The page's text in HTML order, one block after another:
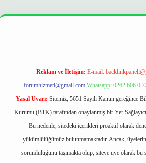
https://betexpergir.net/
Reklam ve İletişim: E-mail:
forumhizmeti@gmail.com Whatsapp: 0262 606 0
Yasal Uyarı: Sitemiz, 5651 Sayılı Kanun gereğince
Kurumu (BTK) tarafından onaylanmış bir Yer
Bu nedenle, sitedeki içerikleri proaktif olarak
yükümlülüğümüz bulunmamaktadır. Ancak,
sorumluluğunu taşımakta olup, siteye üye olarak